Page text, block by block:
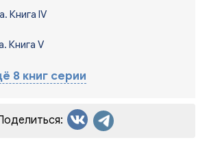
Книга IV
Книга V
8 книг серии